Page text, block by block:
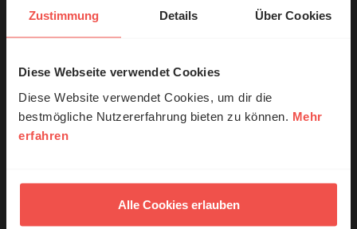
Zustimmung Details Über Cookies
Diese Webseite verwendet Cookies
Diese Website verwendet Cookies, um dir die
bestmögliche Nutzererfahrung bieten zu können. Mehr
erfahren
Alle Cookies erlauben
Lass deine Hände
© Ruth Schneider / ERF